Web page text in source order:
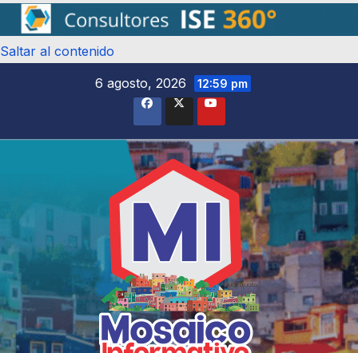
Saltar al contenido
6 agosto, 2026
12:59 pm